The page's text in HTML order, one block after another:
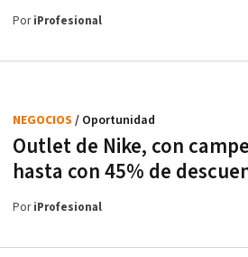
PoriProfesional
Outlet de Nike, con
hasta con 45% de
NEGOCIOS / Oportunidad
PoriProfesional